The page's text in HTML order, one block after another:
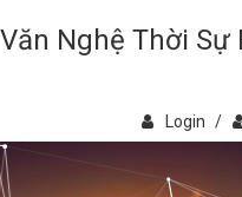
Nghệ Thời Sự
Login /